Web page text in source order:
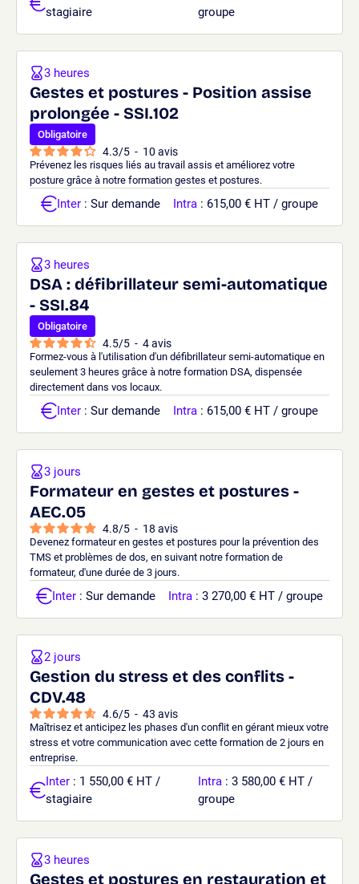
stagiaire
groupe
Gestes et postures - Position assise
prolongée - SSI.102
Obligatoire
4.3/5 - 10 avis
Prévenez les risques liés au travail assis et améliorez votre
posture grâce à notre formation gestes et postures.
3 heures
Inter : Sur demande Intra : 615,00 € HT / groupe
DSA : défibrillateur semi-automatique
- SSI.84
Obligatoire
4.5/5 - 4avis
Formez-vous à l'utilisation d'un défibrillateur semi-automatique en
seulement 3 heures grâce à notre formation DSA, dispensée
directement dans vos locaux.
3 heures
Inter : Sur demande Intra : 615,00 € HT / groupe
Formateur en gestes et postures -
AEC.05
4.8/5 - 18 avis
Devenez formateur en gestes et postures pour la prévention des
TMS et problèmes de dos, en suivant notre formation de
formateur, d'une durée de 3 jours.
3 jours
Inter : Sur demande Intra : 3 270,00 € HT / groupe
Gestion du stress et des conflits -
CDV.48
4.6/5 - 43 avis
Maîtrisez et anticipez les phases d'un conflit en gérant mieux votre
stress et votre communication avec cette formation de 2 jours en
entreprise.
2 jours
Inter : 1 550,00 € HT /
stagiaire
Intra : 3 580,00 € HT /
groupe
Gestes et postures en restauration et
3 heures